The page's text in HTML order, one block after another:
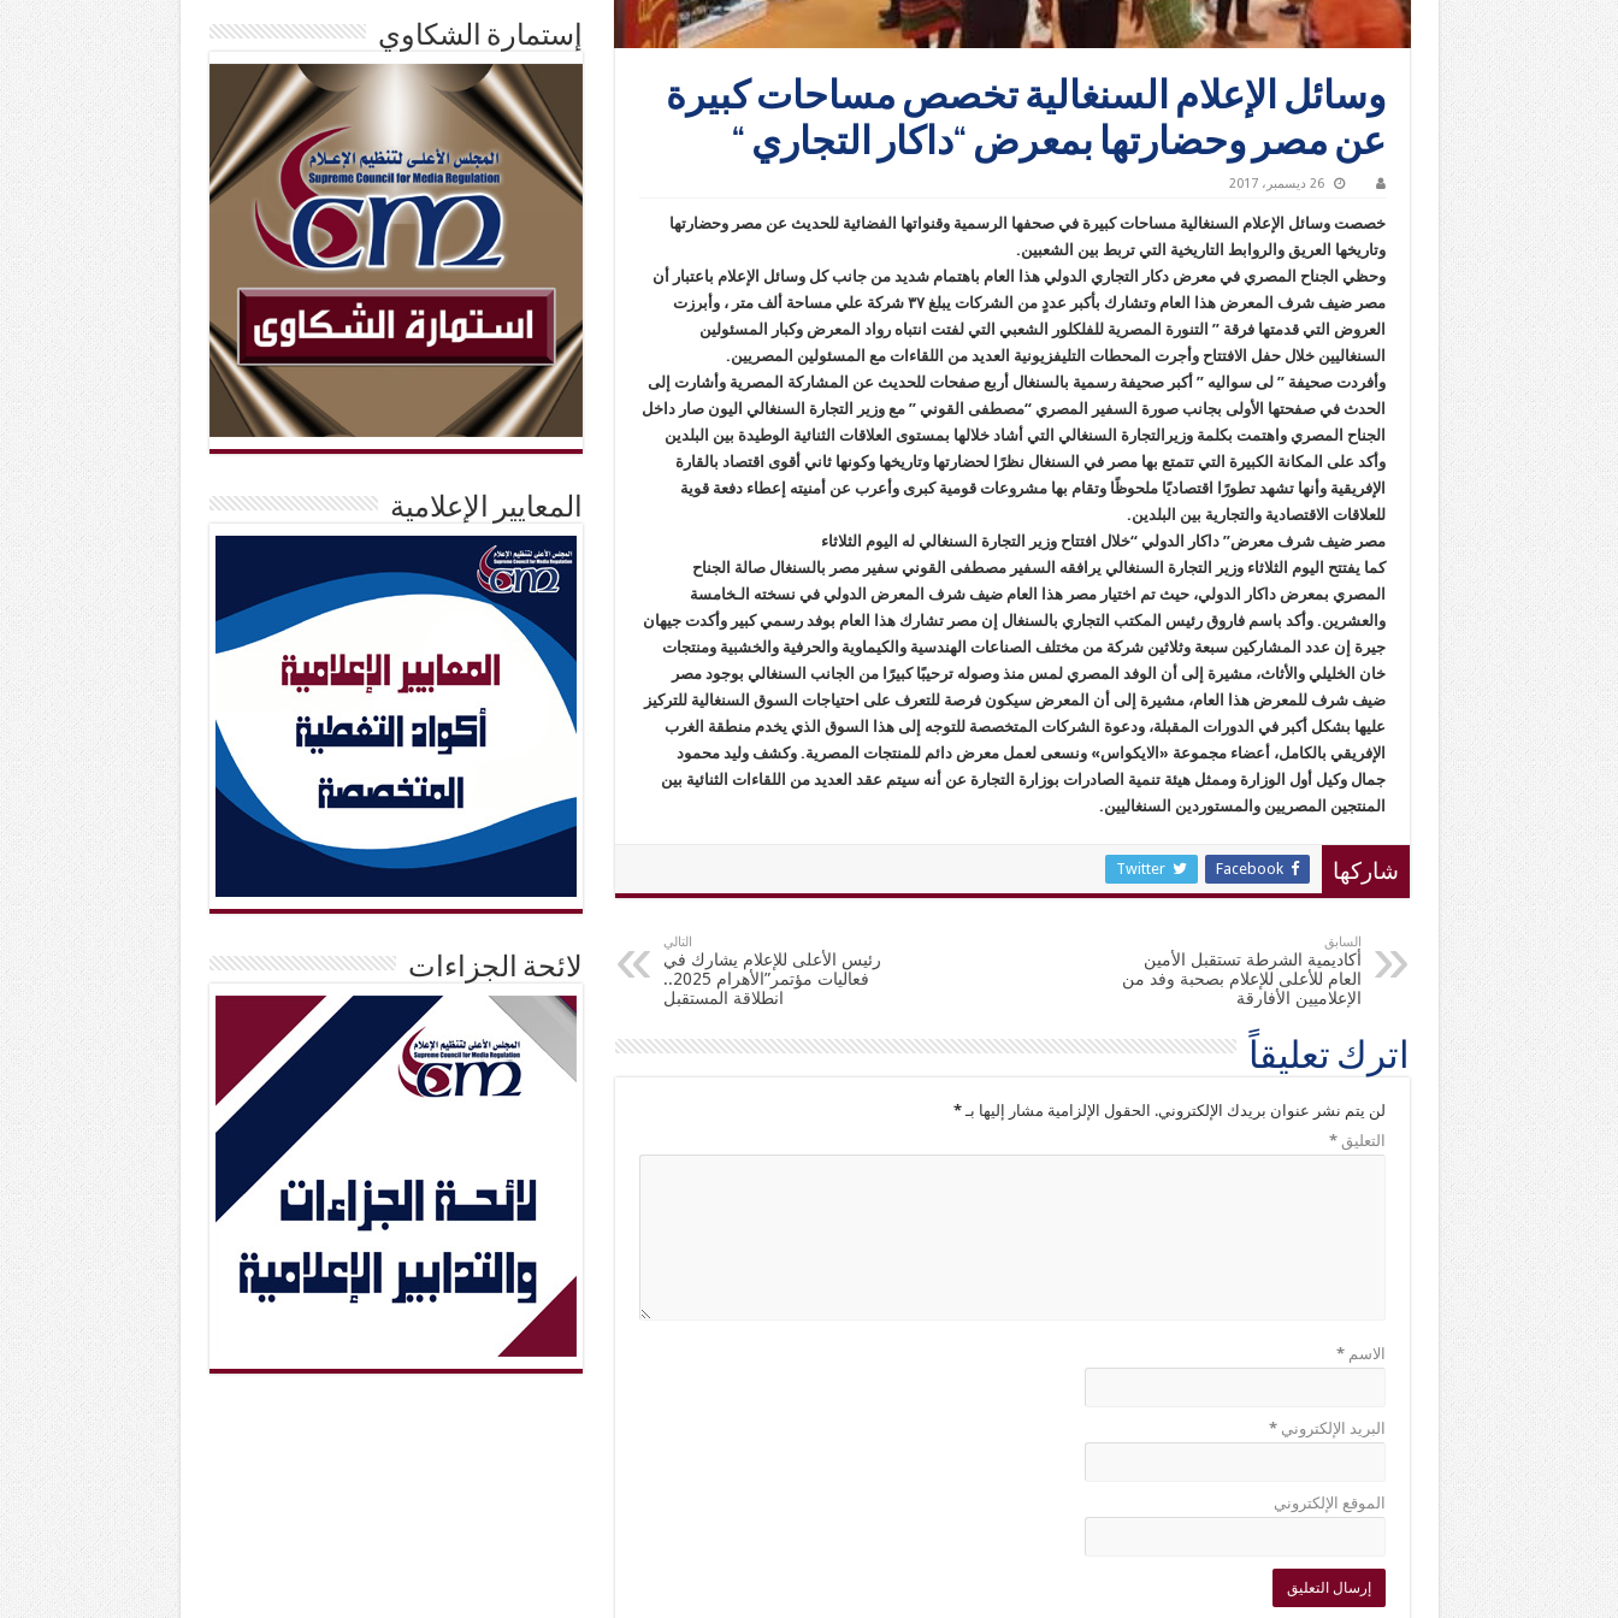
وسائل الإعلام السنغالية تخصص مساحات كبيرة
عن مصر وحضارتها بمعرض “داكار التجاري “
26 ديسمبر، 2017
خصصت وسائل الإعلام السنغالية مساحات كبيرة في صحفها الرسمية وقنواتها الفضائية للحديث عن مصر وحضارتها
وتاريخها العريق والروابط التاريخية التي تربط بين الشعبين.
وحظي الجناح المصري في معرض دكار التجاري الدولي هذا العام باهتمام شديد من جانب كل وسائل الإعلام باعتبار أن
مصر ضيف شرف المعرض هذا العام وتشارك بأكبر عددٍ من الشركات يبلغ ٣٧ شركة علي مساحة ألف متر ، وأبرزت
العروض التي قدمتها فرقة ” التنورة المصرية للفلكلور الشعبي التي لفتت انتباه رواد المعرض وكبار المسئولين
السنغاليين خلال حفل الافتتاح وأجرت المحطات التليفزيونية العديد من اللقاءات مع المسئولين المصريين.
وأفردت صحيفة ” لى سواليه ” أكبر صحيفة رسمية بالسنغال أربع صفحات للحديث عن المشاركة المصرية وأشارت إلى
الحدث في صفحتها الأولى بجانب صورة السفير المصري “مصطفى القوني ” مع وزير التجارة السنغالي اليون صار داخل
الجناح المصري واهتمت بكلمة وزيرالتجارة السنغالي التي أشاد خلالها بمستوى العلاقات الثنائية الوطيدة بين البلدين
وأكد على المكانة الكبيرة التي تتمتع بها مصر في السنغال نظرًا لحضارتها وتاريخها وكونها ثاني أقوى اقتصاد بالقارة
الإفريقية وأنها تشهد تطورًا اقتصاديًا ملحوظًا وتقام بها مشروعات قومية كبرى وأعرب عن أمنيته إعطاء دفعة قوية
للعلاقات الاقتصادية والتجارية بين البلدين.
مصر ضيف شرف معرض” داكار الدولي “خلال افتتاح وزير التجارة السنغالي له اليوم الثلاثاء
كما يفتتح اليوم الثلاثاء وزير التجارة السنغالي يرافقه السفير مصطفى القوني سفير مصر بالسنغال صالة الجناح
المصري بمعرض داكار الدولي، حيث تم اختيار مصر هذا العام ضيف شرف المعرض الدولي في نسخته الـخامسة
والعشرين. وأكد باسم فاروق رئيس المكتب التجاري بالسنغال إن مصر تشارك هذا العام بوفد رسمي كبير وأكدت جيهان
جيرة إن عدد المشاركين سبعة وثلاثين شركة من مختلف الصناعات الهندسية والكيماوية والحرفية والخشبية ومنتجات
خان الخليلي والأثاث، مشيرة إلى أن الوفد المصري لمس منذ وصوله ترحيبًا كبيرًا من الجانب السنغالي بوجود مصر
ضيف شرف للمعرض هذا العام، مشيرة إلى أن المعرض سيكون فرصة للتعرف على احتياجات السوق السنغالية للتركيز
عليها بشكل أكبر في الدورات المقبلة، ودعوة الشركات المتخصصة للتوجه إلى هذا السوق الذي يخدم منطقة الغرب
الإفريقي بالكامل، أعضاء مجموعة «الايكواس» ونسعى لعمل معرض دائم للمنتجات المصرية. وكشف وليد محمود
جمال وكيل أول الوزارة وممثل هيئة تنمية الصادرات بوزارة التجارة عن أنه سيتم عقد العديد من اللقاءات الثنائية بين
المنتجين المصريين والمستوردين السنغاليين.
شاركها Facebook
Twitter
السابق
أكاديمية الشرطة تستقبل الأمين
العام للأعلى للإعلام بصحبة وفد من
الإعلاميين الأفارقة
التالي
رئيس الأعلى للإعلام يشارك في
فعاليات مؤتمر”الأهرام 2025..
انطلاقة المستقبل
اترك تعليقاً
لن يتم نشر عنوان بريدك الإلكتروني. الحقول الإلزامية مشار إليها بـ*
التعليق*
الاسم*
البريد الإلكتروني*
الموقع الإلكتروني
إستمارة الشكاوي
المعايير الإعلامية
لائحة الجزاءات